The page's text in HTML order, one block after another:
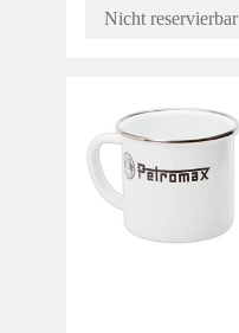
Nicht reservierbar